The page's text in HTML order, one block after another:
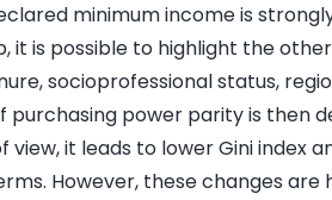
minimum income is
it is possible to highlight the
socioprofessional status,
power parity is then
it leads to lower Gini index
However, these changes are